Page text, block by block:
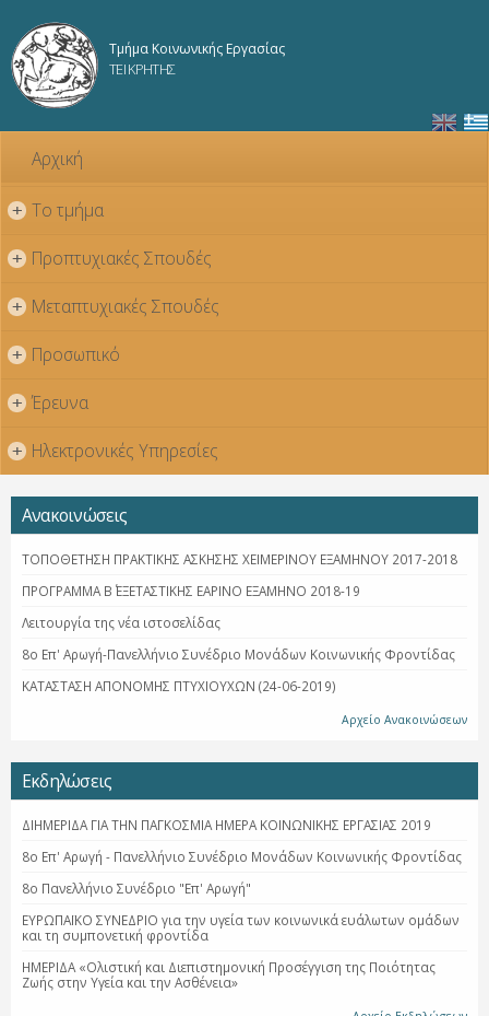
κυρίως
Τμήμα Κοινωνικής Εργασίας
ΤΕΙ ΚΡΗΤΗΣ
Αρχική
+ Το τμήμα
+ Προπτυχιακές Σπουδές
+ Μεταπτυχιακές Σπουδές
+ Προσωπικό
+ Έρευνα
+ Ηλεκτρονικές Υπηρεσίες
Ανακοινώσεις
ΤΟΠΟΘΕΤΗΣΗ ΠΡΑΚΤΙΚΗΣ ΑΣΚΗΣΗΣ ΧΕΙΜΕΡΙΝΟΥ ΕΞΑΜΗΝΟΥ 2017-2018
ΠΡΟΓΡΑΜΜΑ Β΄ ΕΞΕΤΑΣΤΙΚΗΣ ΕΑΡΙΝΟ ΕΞΑΜΗΝΟ 2018-19
Λειτουργία της νέα ιστοσελίδας
8ο Επ' Αρωγή-Πανελλήνιο Συνέδριο Μονάδων Κοινωνικής Φροντίδας
ΚΑΤΑΣΤΑΣΗ ΑΠΟΝΟΜΗΣ ΠΤΥΧΙΟΥΧΩΝ (24-06-2019)
Αρχείο Ανακοινώσεων
Εκδηλώσεις
ΔΙΗΜΕΡΙΔΑ ΓΙΑ ΤΗΝ ΠΑΓΚΟΣΜΙΑ ΗΜΕΡΑ ΚΟΙΝΩΝΙΚΗΣ ΕΡΓΑΣΙΑΣ 2019
8ο Επ' Αρωγή - Πανελλήνιο Συνέδριο Μονάδων Κοινωνικής Φροντίδας
8ο Πανελλήνιο Συνέδριο "Επ' Αρωγή"
ΕΥΡΩΠΑΪΚΟ ΣΥΝΕΔΡΙΟ για την υγεία των κοινωνικά ευάλωτων ομάδων
και τη συμπονετική φροντίδα
ΗΜΕΡΙΔΑ «Ολιστική και Διεπιστημονική Προσέγγιση της Ποιότητας
Ζωής στην Υγεία και την Ασθένεια»